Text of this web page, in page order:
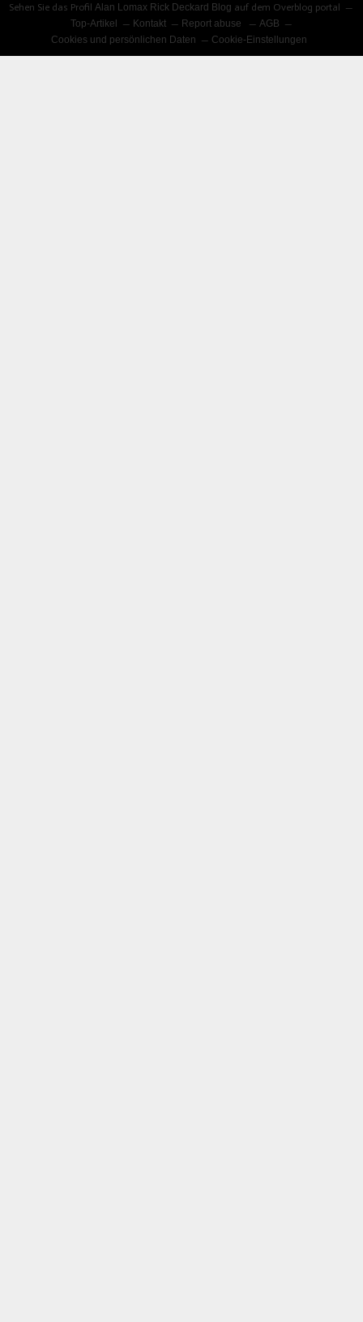
Sehen Sie das ProfilAlan Lomax Rick Deckard Blog auf dem Overblog portal
Top-Artikel
Kontakt Report abuse
AGB
Cookies und persönlichen Daten
Cookie-Einstellungen